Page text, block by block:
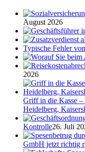
August 2026
Typische Fehler
2026
Griff in die Kasse –
Heidelberg,
Kontrolle26. Juli
GmbH jetzt richtig